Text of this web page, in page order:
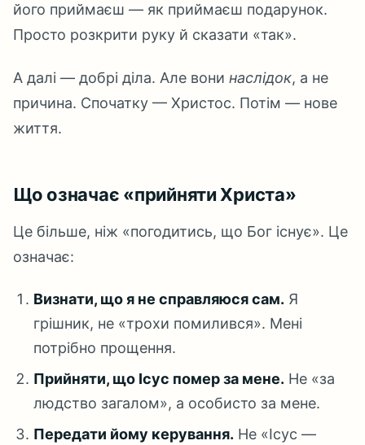
його приймаєш — як приймаєш подарунок.
Просто розкрити руку й сказати «так».
А далі — добрі діла. Але вони наслідок, а не
причина. Спочатку — Христос. Потім — нове
життя.
Що означає «прийняти Христа»
Це більше, ніж «погодитись, що Бог існує». Це
означає:
Визнати, що я не справляюся сам. Я
грішник, не «трохи помилився». Мені
потрібно прощення.
Прийняти, що Ісус помер за мене. Не «за
людство загалом», а особисто за мене.
Передати йому керування. Не «Ісус —